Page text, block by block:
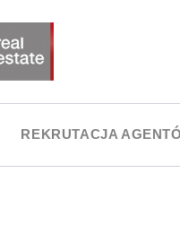
REKRUTACJA